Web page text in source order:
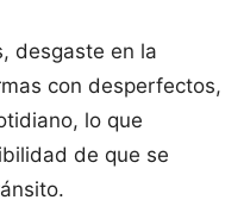
desgaste en la
con desperfectos,
lo que
de que se